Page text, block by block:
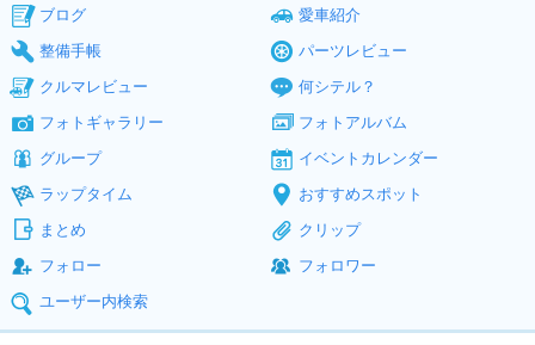
ブログ
愛車紹介
整備手帳
パーツレビュー
クルマレビュー
何シテル？
フォトギャラリー
フォトアルバム
グループ
イベントカレンダー
ラップタイム
おすすめスポット
まとめ
クリップ
フォロー
フォロワー
ユーザー内検索